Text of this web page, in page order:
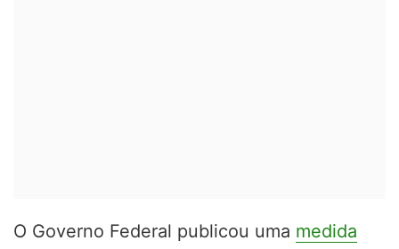
O Governo Federal publicou uma medida